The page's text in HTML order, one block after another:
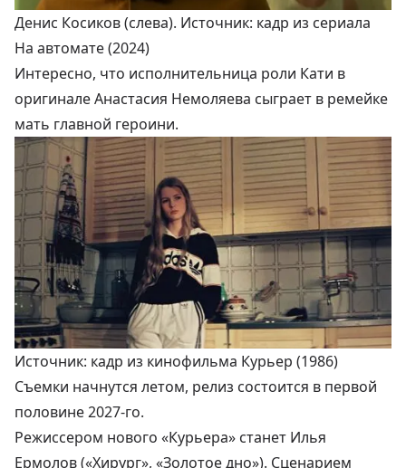
Денис Косиков (слева). Источник: кадр из сериала
На автомате (2024)
Интересно, что исполнительница роли Кати в
оригинале Анастасия Немоляева сыграет в ремейке
мать главной героини.
Источник: кадр из кинофильма Курьер (1986)
Съемки начнутся летом, релиз состоится в первой
половине 2027-го.
Режиссером нового «Курьера» станет Илья
Ермолов («Хирург», «Золотое дно»). Сценарием